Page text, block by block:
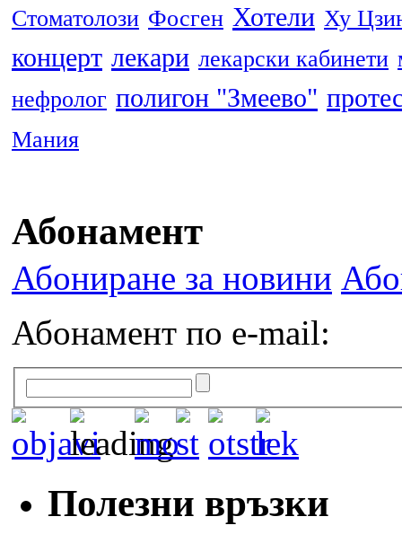
Стоматолози Фосген Хотели Ху
концерт лекари лекарски кабинети
нефролог полигон "Змеево"
Мания
Абонамент
Абониране за новини
Абонамент по e-mail:
Полезни връзки